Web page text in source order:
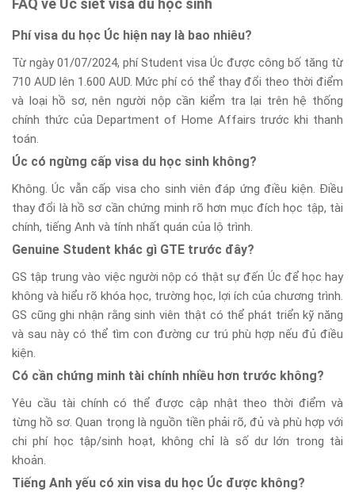
FAQ về Úc siết visa du học sinh
Phí visa du học Úc hiện nay là bao nhiêu?
Từ ngày 01/07/2024, phí Student visa Úc được công bố tăng từ
710 AUD lên 1.600 AUD. Mức phí có thể thay đổi theo thời điểm
và loại hồ sơ, nên người nộp cần kiểm tra lại trên hệ thống
chính thức của Department of Home Affairs trước khi thanh
toán.
Úc có ngừng cấp visa du học sinh không?
Không. Úc vẫn cấp visa cho sinh viên đáp ứng điều kiện. Điều
thay đổi là hồ sơ cần chứng minh rõ hơn mục đích học tập, tài
chính, tiếng Anh và tính nhất quán của lộ trình.
Genuine Student khác gì GTE trước đây?
GS tập trung vào việc người nộp có thật sự đến Úc để học hay
không và hiểu rõ khóa học, trường học, lợi ích của chương trình.
GS cũng ghi nhận rằng sinh viên thật có thể phát triển kỹ năng
và sau này có thể tìm con đường cư trú phù hợp nếu đủ điều
kiện.
Có cần chứng minh tài chính nhiều hơn trước không?
Yêu cầu tài chính có thể được cập nhật theo thời điểm và
từng hồ sơ. Quan trọng là nguồn tiền phải rõ, đủ và phù hợp với
chi phí học tập/sinh hoạt, không chỉ là số dư lớn trong tài
khoản.
Tiếng Anh yếu có xin visa du học Úc được không?